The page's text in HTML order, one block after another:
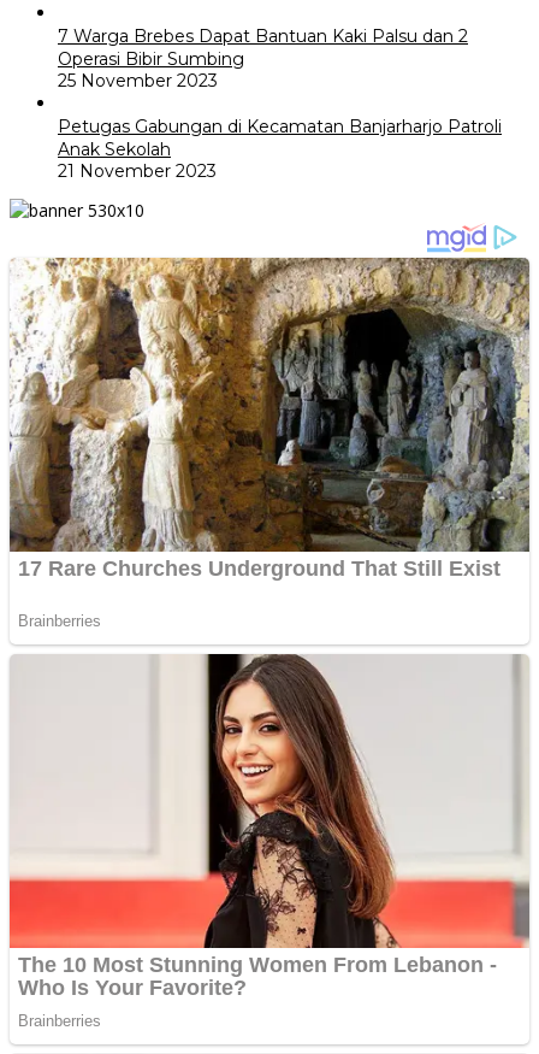
7 Warga Brebes Dapat Bantuan Kaki Palsu dan 2
Operasi Bibir Sumbing
25 November 2023
Petugas Gabungan di Kecamatan Banjarharjo Patroli
Anak Sekolah
21 November 2023